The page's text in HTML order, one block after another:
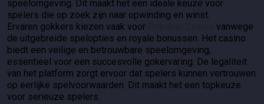
speelomgeving. Dit maakt het een ideale keuze voor
spelers die op zoek zijn naar opwinding en winst.
Ervaren gokkers kiezen vaak voor
vanwege
de uitgebreide spelopties en royale bonussen. Het casino
biedt een veilige en betrouwbare speelomgeving,
essentieel voor een succesvolle gokervaring. De legaliteit
van het platform zorgt ervoor dat spelers kunnen vertrouwen
op eerlijke spelvoorwaarden. Dit maakt het een topkeuze
voor serieuze spelers.